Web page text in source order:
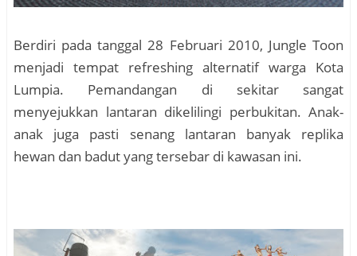
Berdiri pada tanggal 28 Februari 2010, Jungle Toon
menjadi tempat refreshing alternatif warga Kota
Lumpia. Pemandangan di sekitar sangat
menyejukkan lantaran dikelilingi perbukitan. Anak-
anak juga pasti senang lantaran banyak replika
hewan dan badut yang tersebar di kawasan ini.